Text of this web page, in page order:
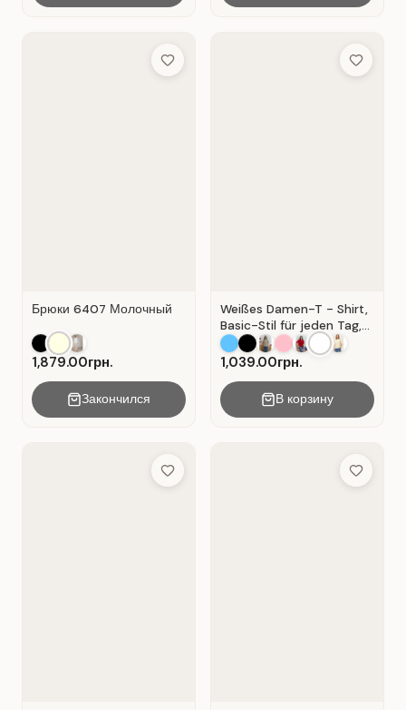
Add to Wish List
Брюки 6407 Молочный
1,879.00грн.
Закончился
Add to
Weißes Damen-T - Shirt,
Basic-Stil für jeden Tag,
Material: Weißer Kater
1,039.00грн.
В корзину
Add to Wish List Add to